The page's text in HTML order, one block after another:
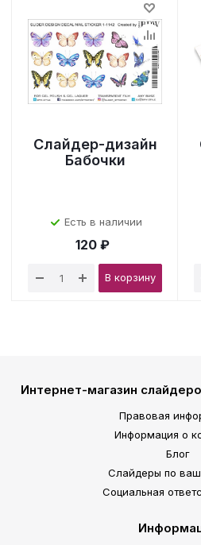
Слайдер-дизайн
Бабочки
Есть в наличии
120 ₽
В корзину
Интернет-магазин
Правовая
Информация о
Блог
Слайдеры по
Социальная